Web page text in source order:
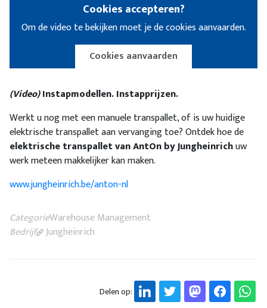
Cookies accepteren?
Om de video te bekijken moet je de cookies aanvaarden.
Cookies aanvaarden
(Video)Instapmodellen. Instapprijzen.
Werkt u nog met een manuele transpallet, of is uw huidige
elektrische transpallet aan vervanging toe? Ontdek hoe de
elektrische transpallet van AntOn by Jungheinrichuw
werk meteen makkelijker kan maken.
www.jungheinrich.be/anton-nl
CategorieWarehouse Management
Bedrijf Jungheinrich
Delen op: